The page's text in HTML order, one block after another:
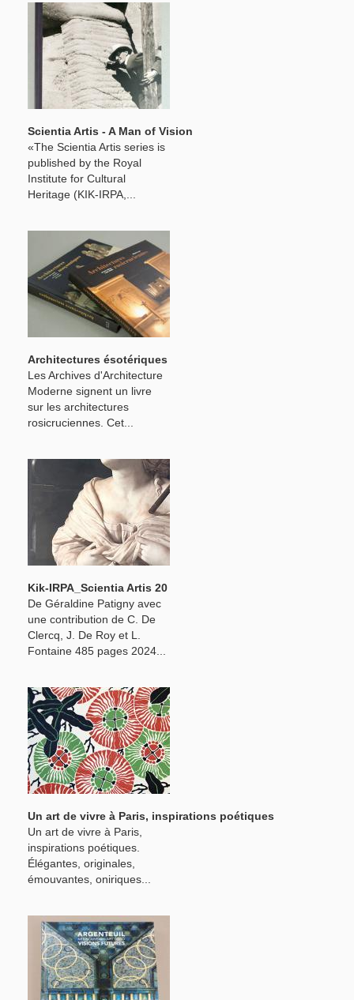
Scientia Artis - A Man of Vision
«The Scientia Artis series is
published by the Royal
Institute for Cultural
Heritage (KIK-IRPA,...
Architectures ésotériques
Les Archives d'Architecture
Moderne signent un livre
sur les architectures
rosicruciennes. Cet...
Kik-IRPA_Scientia Artis 20
De Géraldine Patigny avec
une contribution de C. De
Clercq, J. De Roy et L.
Fontaine 485 pages 2024...
Un art de vivre à Paris, inspirations poétiques
Un art de vivre à Paris,
inspirations poétiques.
Élégantes, originales,
émouvantes, oniriques...